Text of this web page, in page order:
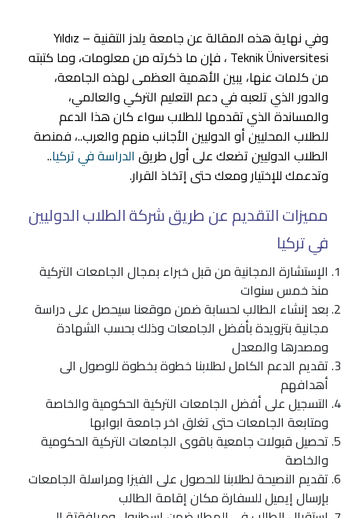
وفي نهاية هذه المقالة عن جامعة يلدز التقنية – Yıldız
Teknik Üniversitesi ، فإن ما ذكرته من معلومات، وما كتبته
من كلمات عنها، يبين الأهمية العظمى لهذه الجامعة،
والدور الذي تلعبه في دعم التعليم التركي والعالمي،
والمساندة الذي تقدمها للطلاب سواء كان هذا الدعم
للطلاب المحليين أو الدوليين الأجانب منهم والعرب..، فمنصة
الطلاب الدوليين تضعك على أول طريق الدراسة في تركيا..
وتدعمك للإختيار ومعك حتى إتخاذ القرار.
مميزات التقديم عن طريق شركة الطلاب الدوليين
في تركيا
الإستشارة المجانية من قبل خبراء بمجال الجامعات التركية
منذ خمس سنوات
بعد إنشاء الطالب لحسابة ضمن موقعنا سيحصل على دراسة
مجانية بتزويدة بأفضل الجامعات وذلك بحسب الشهادة
ومصدرها والمعدل
تقديم الدعم الكامل لطلابنا خطوة بخطوة للوصول الى
أهدافهم
التسجيل على أفضل الجامعات التركية الحكومية والخاصة
ومتابعة الجامعات حتى تغلق اخر جامعة ابوابها
تحصيل قبولات جامعية باقوى الجامعات التركية الحكومية
والخاصة
تقديم النصيحة لطلابنا للحصول على الفيزا ومراسلة الجامعات
بإرسال إيميل للسفارة مكان إقامة الطالب